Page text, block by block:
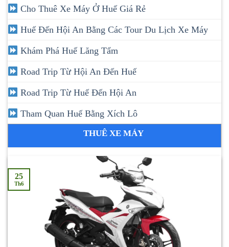
Cho Thuê Xe Máy Ở Huế Giá Rẻ
Huế Đến Hội An Bằng Các Tour Du Lịch Xe Máy
Khám Phá Huế Lăng Tẩm
Road Trip Từ Hội An Đến Huế
Road Trip Từ Huế Đến Hội An
Tham Quan Huế Bằng Xích Lô
THUÊ XE MÁY
25
Th6